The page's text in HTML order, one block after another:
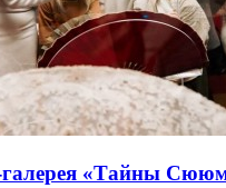
«Тайны